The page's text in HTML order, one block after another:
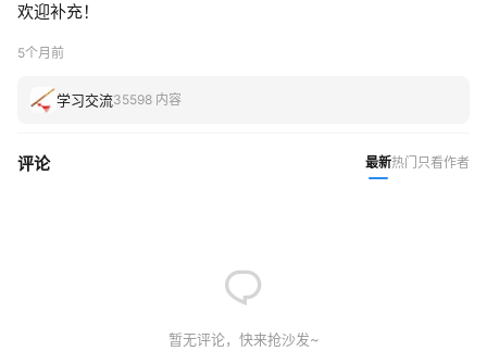
欢迎补充！
5个月前
学习交流35598 内容
评论 最新热门 只看作者
暂无评论，快来抢沙发~